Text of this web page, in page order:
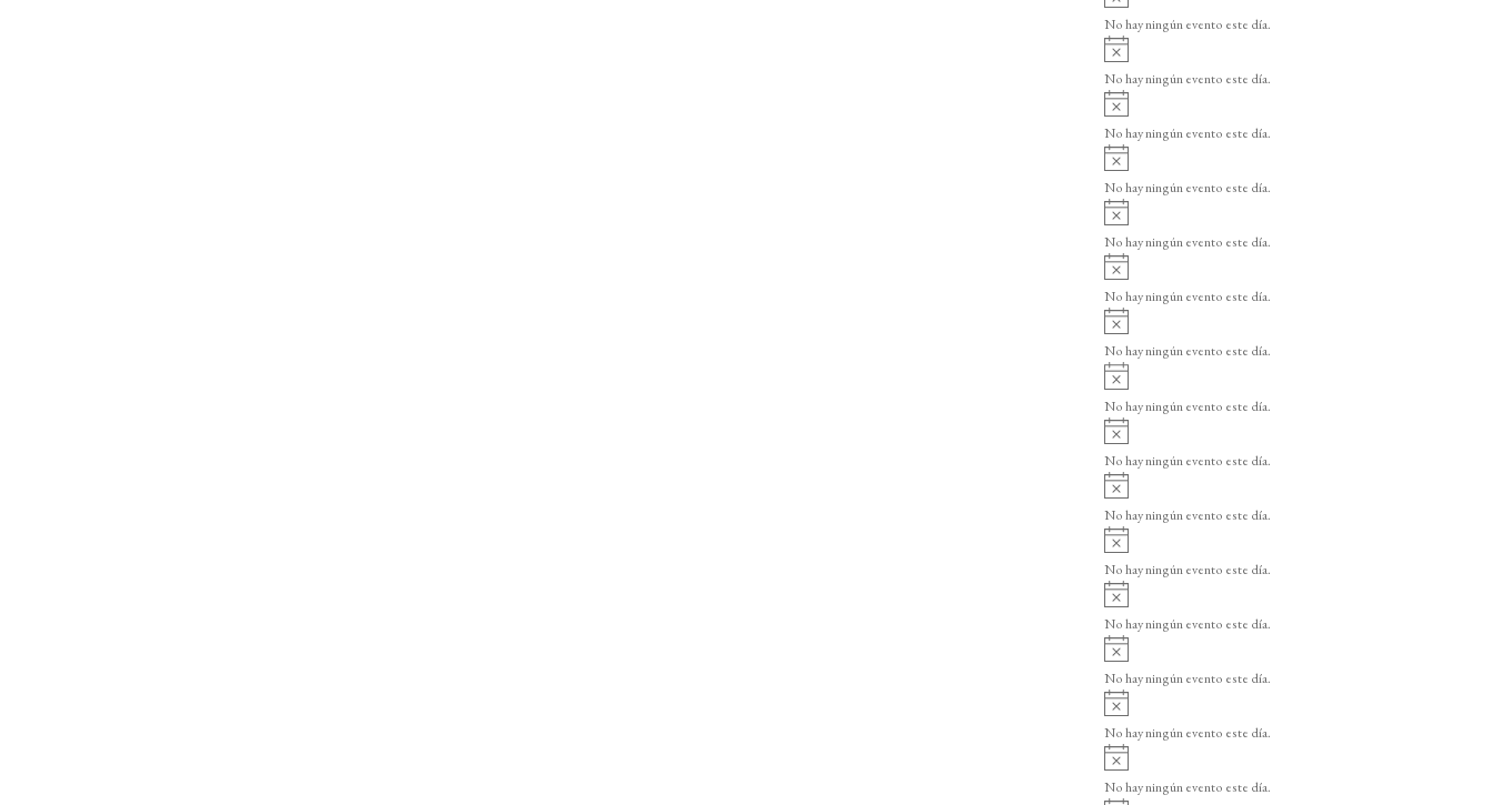
o
v
i
o
No hay ningún evento este día.
v
i
o
No hay ningún evento este día.
v
i
o
No hay ningún evento este día.
v
i
o
No hay ningún evento este día.
v
i
o
No hay ningún evento este día.
v
i
o
No hay ningún evento este día.
v
i
o
No hay ningún evento este día.
A
v
i
o
No hay ningún evento este día.
A
v
i
o
No hay ningún evento este día.
A
v
i
o
No hay ningún evento este día.
v
i
o
No hay ningún evento este día.
v
i
o
No hay ningún evento este día.
v
i
o
No hay ningún evento este día.
v
i
o
No hay ningún evento este día.
v
i
No hay ningún evento este día.